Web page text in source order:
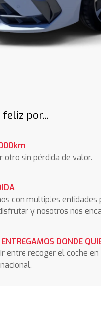
por...
otro sin pérdida de valor.
con multiples
y nosotros nos
DONDE
entre recoger el coche